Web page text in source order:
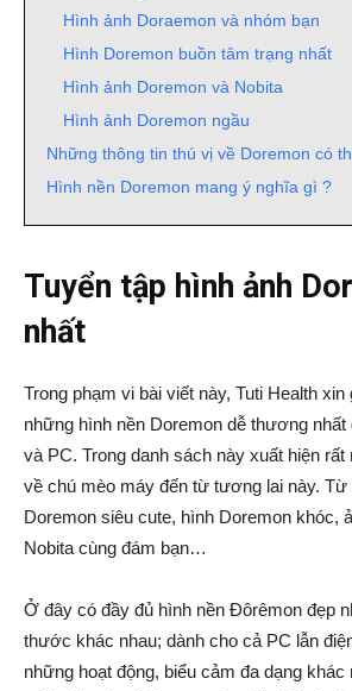
Hình ảnh Doraemon và nhóm bạn
Hình Doremon buồn tâm trạng nhất
Hình ảnh Doremon và Nobita
Hình ảnh Doremon ngầu
Những thông tin thú vị về Doremon có
Hình nền Doremon mang ý nghĩa gì ?
Tuyển tập hình ảnh
nhất
Trong phạm vi bài viết này, Tuti Health
những hình nền Doremon dễ thương nhất
và PC. Trong danh sách này xuất hiện rất
về chú mèo máy đến từ tương lai này. Từ
Doremon siêu cute, hình Doremon khóc,
Nobita cùng đám bạn…
Ở đây có đầy đủ hình nền Đôrêmon đẹp
thước khác nhau; dành cho cả PC lẫn
những hoạt động, biểu cảm đa dạng khác